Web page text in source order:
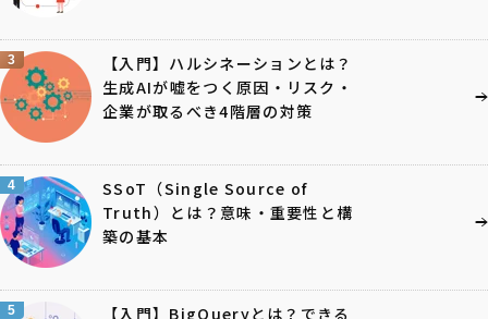
3
【入門】ハルシネーションとは？
生成AIが嘘をつく原因・リスク・
企業が取るべき4階層の対策
4
SSoT（Single Source of
Truth）とは？意味・重要性と構
築の基本
5
【入門】BigQueryとは？できる